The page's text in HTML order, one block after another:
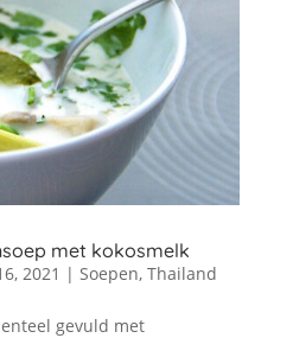
met kokosmelk
2021 | Soepen, Thailand
gevuld met